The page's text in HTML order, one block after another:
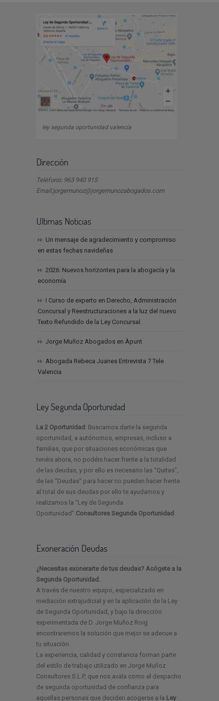
ley segunda oportunidad valencia
Dirección
Teléfono: 963 940 915
Email:jorgemunoz@jorgemunozabogados.com
Ultimas Noticias
Un mensaje de agradecimiento y compromiso
en estas fechas navideñas
2026: Nuevos horizontes para la abogacía y la
economía
I Curso de experto en Derecho, Administración
Concursal y Reestructuraciones a la luz del nuevo
Texto Refundido de la Ley Concursal.
Jorge Muñoz Abogados en Àpunt
Abogada Rebeca Juanes Entrevista 7 Tele
Valencia
Ley Segunda Oportunidad
La 2 Oportunidad : Buscamos darte la segunda
oportunidad, a autónomos, empresas, incluso a
familias, que por situaciones económicas que
tenéis ahora, no podéis hacer frente a la totalidad
de las deudas, y por ello es necesario las “Quitas“,
de las “Deudas” para hacer no pueden hacer frente
al total de sus deudas por ello te ayudamos y
realizamos la “Ley de Segunda
Oportunidad”. Consultores Segunda Oportunidad
Exoneración Deudas
¿Necesitas exonerarte de tus deudas? Acógete a la
Segunda Oportunidad.
A través de nuestro equipo, especializado en
mediación extrajudicial y en la aplicación de la Ley
de Segunda Oportunidad, y bajo la dirección
experimentada de D. Jorge Muñoz Roig
encontraremos la solución que mejor se adecue a
tu situación.
La experiencia, calidad y constancia forman parte
del estilo de trabajo utilizado en Jorge Muñoz
Consultores S.L.P, que nos avala como el despacho
de segunda oportunidad de confianza para
aquellas personas que deciden acogerse a la Ley